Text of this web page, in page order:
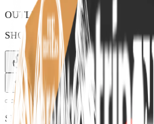
OUTLET
SHOP
SKU: 15306502